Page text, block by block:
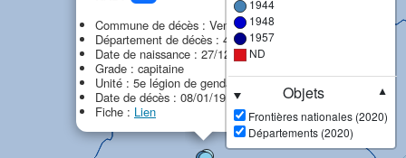
Commune de décès : Vendôme
Département de décès : 41 - Loir-et-Cher
Date de naissance : 27/12/1887
Grade : capitaine
Unité : 5e légion de gendarmerie (5e LG)
Date de décès : 08/01/1918
Fiche : Lien
1944
1948
1957
ND
Objets
▼
Frontières nationales (2020)
Départements (2020)